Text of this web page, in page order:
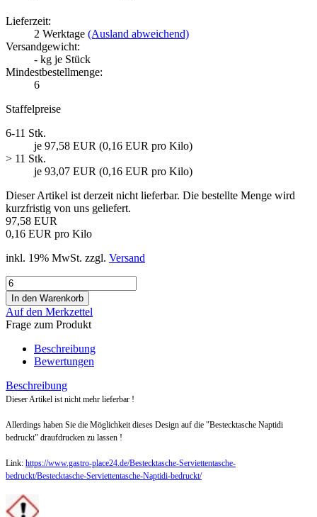
Lieferzeit:
2 Werktage (Ausland abweichend)
Versandgewicht:
- kg je Stück
Mindestbestellmenge:
6
Staffelpreise
6-11 Stk.
je 97,58 EUR (0,16 EUR pro Kilo)
> 11 Stk.
je 93,07 EUR (0,16 EUR pro Kilo)
Dieser Artikel ist derzeit nicht lieferbar. Die bestellte Menge wird
kurzfristig von uns geliefert.
97,58 EUR
0,16 EUR pro Kilo
inkl. 19% MwSt. zzgl. Versand
Auf den Merkzettel
Frage zum Produkt
Beschreibung
Bewertungen
Beschreibung
Dieser Artikel ist nicht mehr lieferbar !
Allerdings haben Sie die Möglichkeit dieses Design auf die "Bestecktasche Naptidi
bedruckt" draufdrucken zu lassen !
Link: https://www.gastro-place24.de/Bestecktasche-Serviettentasche-
bedruckt/Bestecktasche-Serviettentasche-Naptidi-bedruckt/